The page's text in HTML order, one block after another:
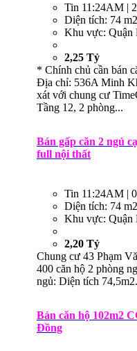
Tin 11:24AM |
Diện tích: 74 m2
Khu vực: Quận
2,25 Tỷ
* Chính chủ cần bán
Địa chỉ: 536A Minh
xát với chung cư
Tầng 12, 2 phòng...
Bán gấp căn 2 ngủ
full nội thất
Tin 11:24AM |
Diện tích: 74 m2
Khu vực: Quận
2,20 Tỷ
Chung cư 43 Phạm
400 căn hộ 2 phòng
ngủ: Diện tích
Bán căn hộ 102m2
Đồng